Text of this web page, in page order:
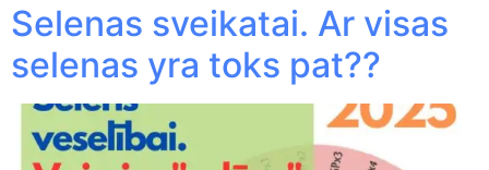
Selenas sveikatai. Ar visas
selenas yra toks pat??